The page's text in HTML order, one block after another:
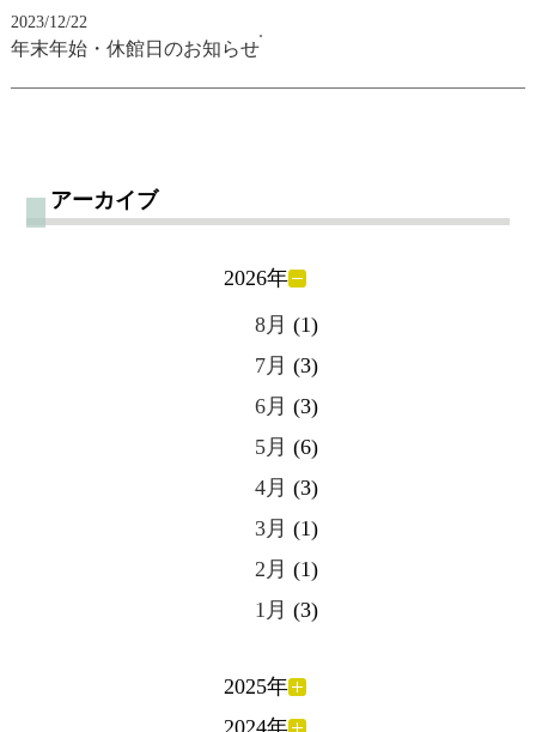
2023/12/22
年末年始・休館日のお知らせ
アーカイブ
2026年
8月 (1)
7月 (3)
6月 (3)
5月 (6)
4月 (3)
3月 (1)
2月 (1)
1月 (3)
2025年
2024年